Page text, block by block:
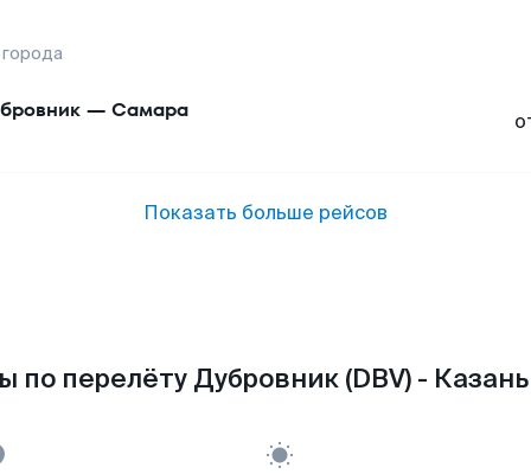
— Самара
Показать больше рейсов
по перелёту Дубровник (DBV) - Казань